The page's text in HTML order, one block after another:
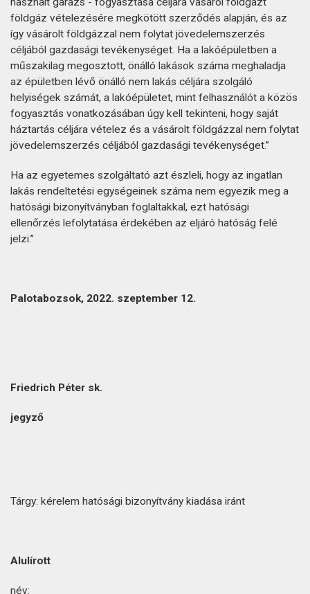
földgáz vételezésére megkötött szerződés alapján, és az
így vásárolt földgázzal nem folytat jövedelemszerzés
céljából gazdasági tevékenységet. Ha a lakóépületben a
műszakilag megosztott, önálló lakások száma meghaladja
az épületben lévő önálló nem lakás céljára szolgáló
helyiségek számát, a lakóépületet, mint felhasználót a közös
fogyasztás vonatkozásában úgy kell tekinteni, hogy saját
háztartás céljára vételez és a vásárolt földgázzal nem folytat
jövedelemszerzés céljából gazdasági tevékenységet.”
Ha az egyetemes szolgáltató azt észleli, hogy az ingatlan
lakás rendeltetési egységeinek száma nem egyezik meg a
hatósági bizonyítványban foglaltakkal, ezt hatósági
ellenőrzés lefolytatása érdekében az eljáró hatóság felé
jelzi.”
Palotabozsok, 2022. szeptember 12.
Friedrich Péter sk.
jegyző
Tárgy: kérelem hatósági bizonyítvány kiadása iránt
Alulírott
név: